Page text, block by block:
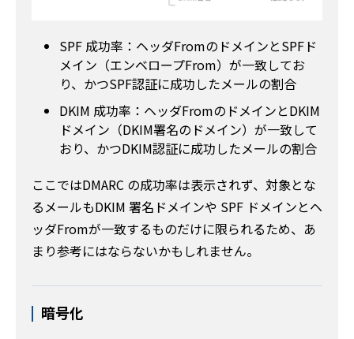
SPF 成功率：ヘッダFromのドメインとSPFド
メイン（エンベロープFrom）が一致してお
り、かつSPF認証に成功したメールの割合
DKIM 成功率：ヘッダFromのドメインとDKIM
ドメイン（DKIM署名のドメイン）が一致して
おり、かつDKIM認証に成功したメールの割合
ここではDMARC の成功率は表示されず、対象とな
るメールもDKIM 署名ドメインや SPF ドメインとヘ
ッダFromが一致するものだけに限られるため、あ
まり参考にはならないかもしれません。
暗号化